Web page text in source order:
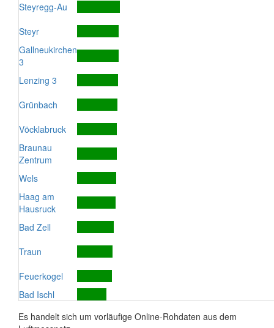
Steyregg-Au
Steyr
Gallneukirchen
3
Lenzing 3
Grünbach
Vöcklabruck
Braunau
Zentrum
Wels
Haag am
Hausruck
Bad Zell
Traun
Feuerkogel
Bad Ischl
Es handelt sich um vorläufige Online-Rohdaten aus dem